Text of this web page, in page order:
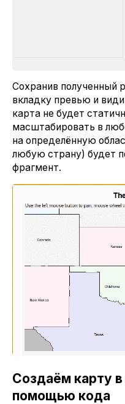
Сохранив полученный
вкладку превью и
карта не будет
масштабировать в
на определённую
любую страну) будет
фрагмент.
Создаём карту
помощью кода